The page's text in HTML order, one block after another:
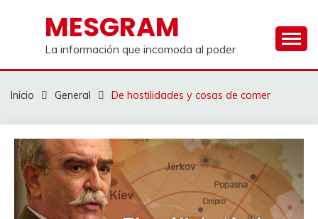
contenidoMESGRAM
La información que incomoda al poder
Inicio General De hostilidades y cosas de comer